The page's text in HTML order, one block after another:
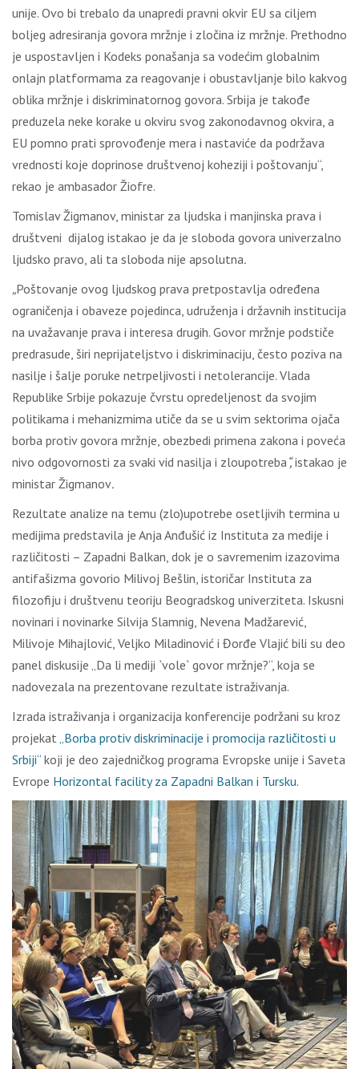
unije. Ovo bi trebalo da unapredi pravni okvir EU sa ciljem
boljeg adresiranja govora mržnje i zločina iz mržnje. Prethodno
je uspostavljen i Kodeks ponašanja sa vodećim globalnim
onlajn platformama za reagovanje i obustavljanje bilo kakvog
oblika mržnje i diskriminatornog govora. Srbija je takođe
preduzela neke korake u okviru svog zakonodavnog okvira, a
EU pomno prati sprovođenje mera i nastaviće da podržava
vrednosti koje doprinose društvenoj koheziji i poštovanju“,
rekao je ambasador Žiofre.
Tomislav Žigmanov, ministar za ljudska i manjinska prava i
društveni dijalog istakao je da je sloboda govora univerzalno
ljudsko pravo, ali ta sloboda nije apsolutna.
„Poštovanje ovog ljudskog prava pretpostavlja određena
ograničenja i obaveze pojedinca, udruženja i državnih institucija
na uvažavanje prava i interesa drugih. Govor mržnje podstiče
predrasude, širi neprijateljstvo i diskriminaciju, često poziva na
nasilje i šalje poruke netrpeljivosti i netolerancije. Vlada
Republike Srbije pokazuje čvrstu opredeljenost da svojim
politikama i mehanizmima utiče da se u svim sektorima ojača
borba protiv govora mržnje, obezbedi primena zakona i poveća
nivo odgovornosti za svaki vid nasilja i zloupotreba“,istakao je
ministar Žigmanov.
Rezultate analize na temu (zlo)upotrebe osetljivih termina u
medijima predstavila je Anja Anđušić iz Instituta za medije i
različitosti – Zapadni Balkan, dok je o savremenim izazovima
antifašizma govorio Milivoj Bešlin, istoričar Instituta za
filozofiju i društvenu teoriju Beogradskog univerziteta. Iskusni
novinari i novinarke Silvija Slamnig, Nevena Madžarević,
Milivoje Mihajlović, Veljko Miladinović i Đorđe Vlajić bili su deo
panel diskusije „Da li mediji `vole` govor mržnje?“, koja se
nadovezala na prezentovane rezultate istraživanja.
Izrada istraživanja i organizacija konferencije podržani su kroz
projekat„Borba protiv diskriminacije i promocija različitosti u
Srbiji“ koji je deo zajedničkog programa Evropske unije i Saveta
Evrope Horizontal facility za Zapadni Balkan i Tursku.